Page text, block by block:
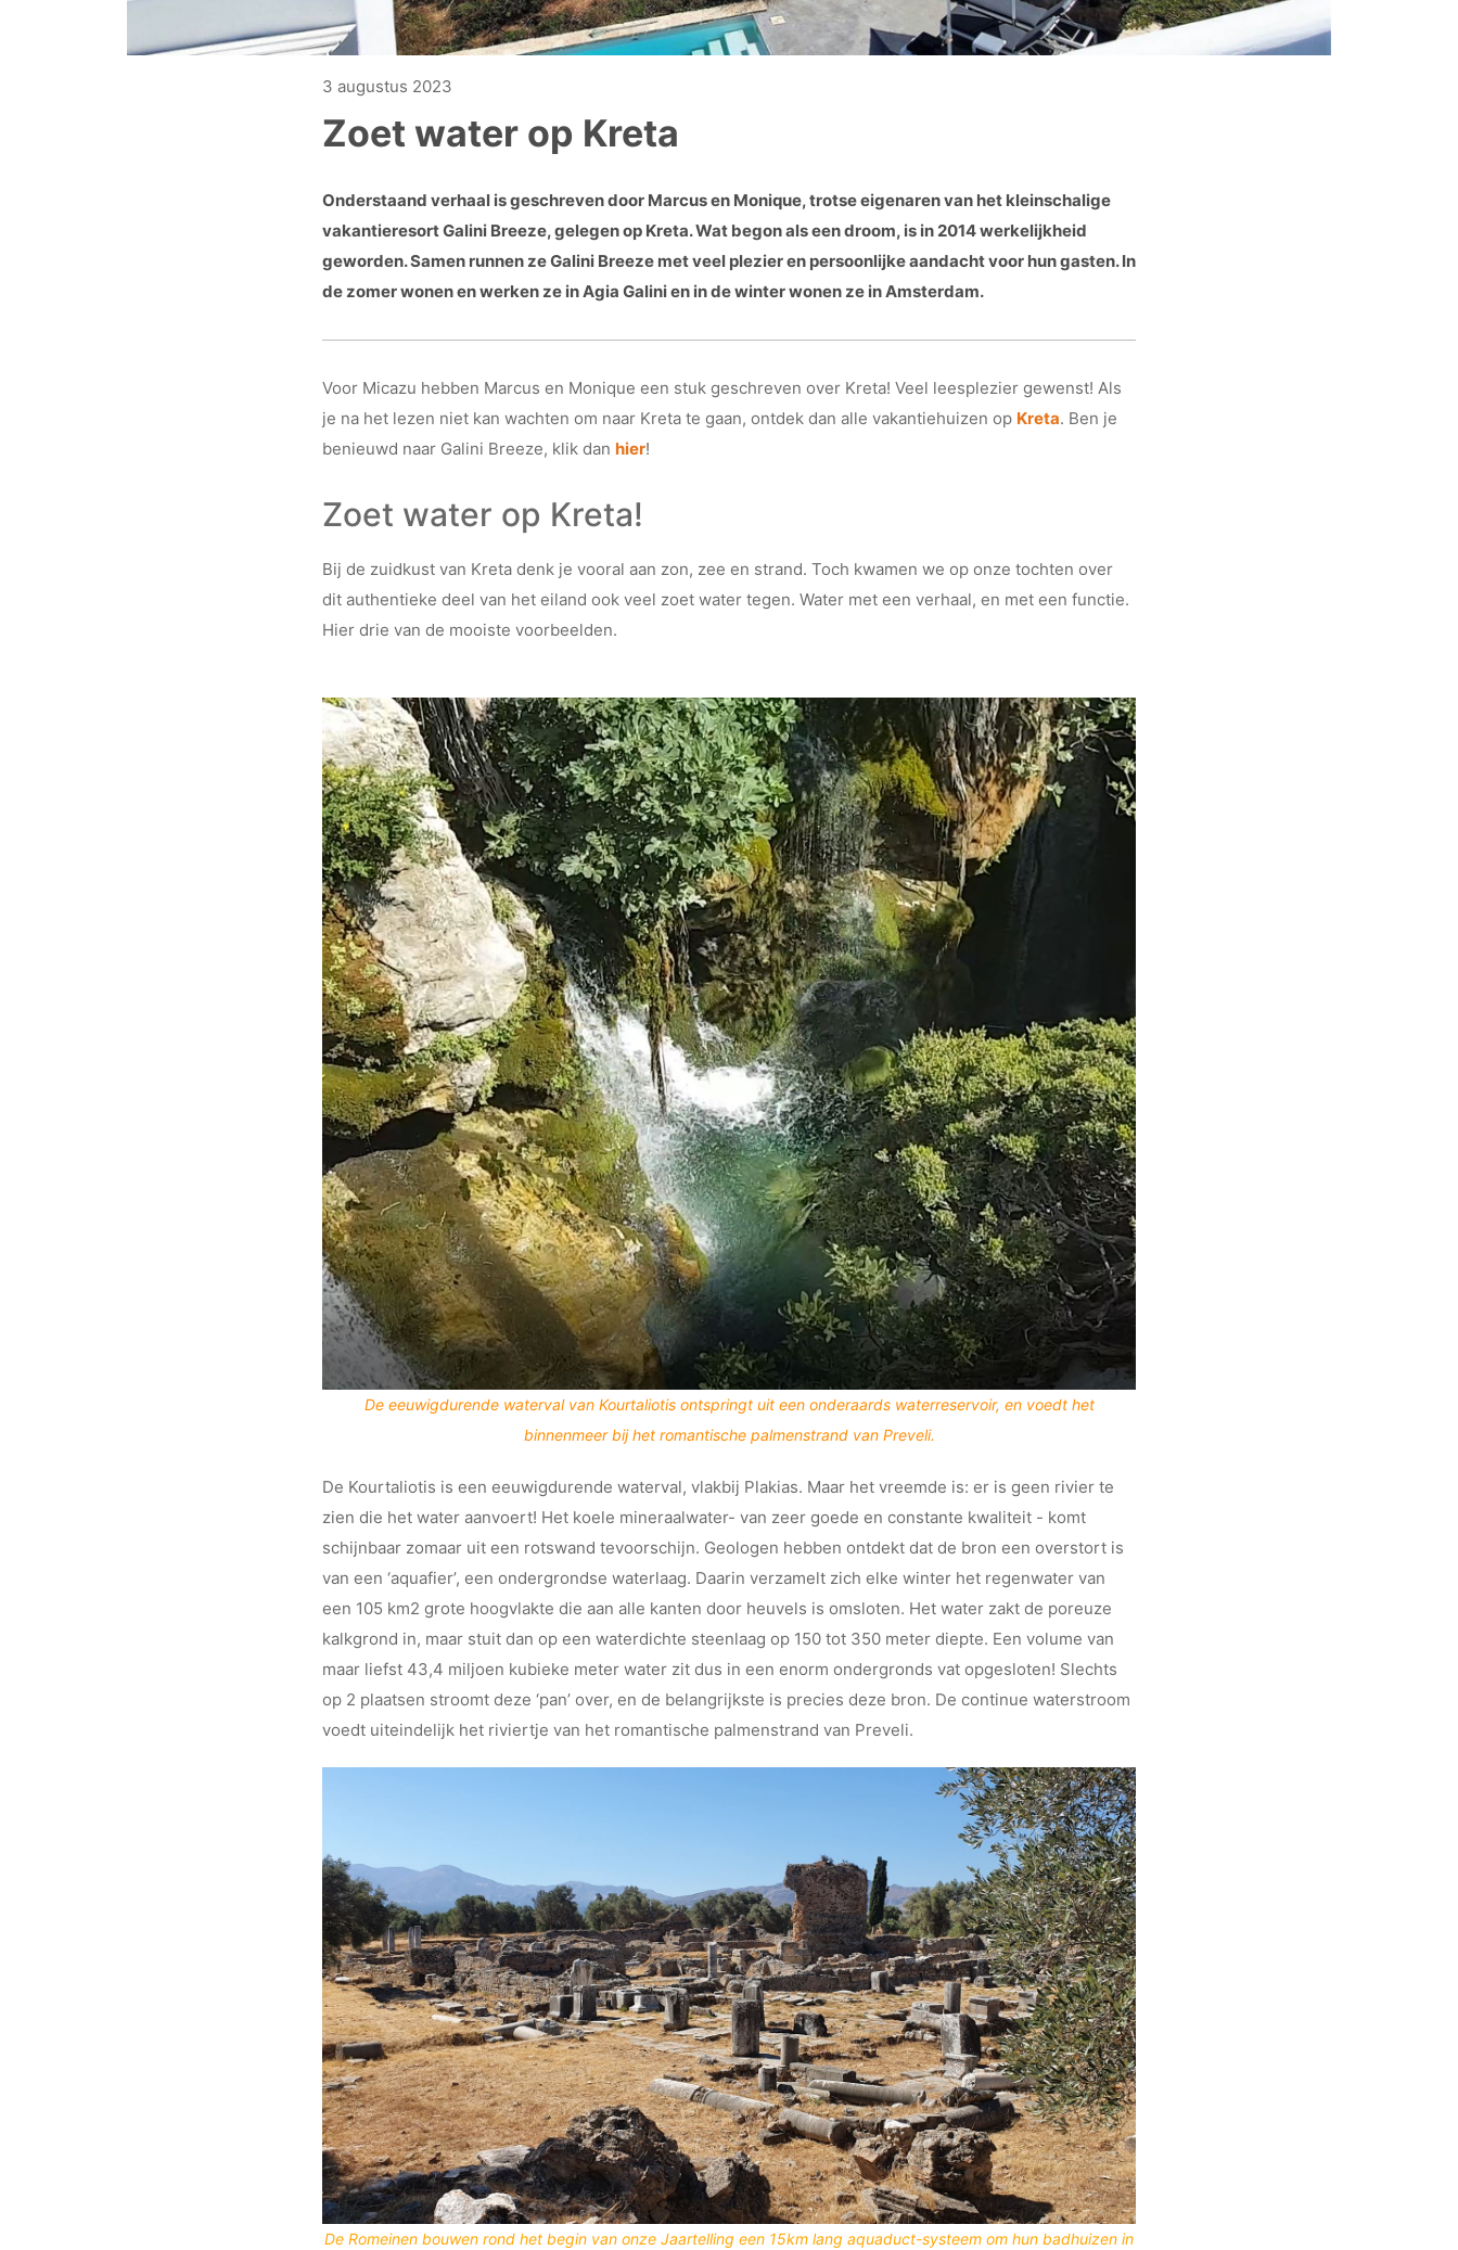
3 augustus 2023
Zoet water op Kreta
Onderstaand verhaal is geschreven door Marcus en Monique, trotse eigenaren van het kleinschalige
vakantieresort Galini Breeze, gelegen op Kreta. Wat begon als een droom, is in 2014 werkelijkheid
geworden. Samen runnen ze Galini Breeze met veel plezier en persoonlijke aandacht voor hun gasten. In
de zomer wonen en werken ze in Agia Galini en in de winter wonen ze in Amsterdam.
Voor Micazu hebben Marcus en Monique een stuk geschreven over Kreta! Veel leesplezier gewenst! Als
je na het lezen niet kan wachten om naar Kreta te gaan, ontdek dan alle vakantiehuizen op Kreta. Ben je
benieuwd naar Galini Breeze, klik dan hier!
Zoet water op Kreta!
Bij de zuidkust van Kreta denk je vooral aan zon, zee en strand. Toch kwamen we op onze tochten over
dit authentieke deel van het eiland ook veel zoet water tegen. Water met een verhaal, en met een functie.
Hier drie van de mooiste voorbeelden.
De eeuwigdurende waterval van Kourtaliotis ontspringt uit een onderaards waterreservoir, en voedt het
binnenmeer bij het romantische palmenstrand van Preveli.
De Kourtaliotis is een eeuwigdurende waterval, vlakbij Plakias. Maar het vreemde is: er is geen rivier te
zien die het water aanvoert! Het koele mineraalwater- van zeer goede en constante kwaliteit - komt
schijnbaar zomaar uit een rotswand tevoorschijn. Geologen hebben ontdekt dat de bron een overstort is
van een ‘aquafier’, een ondergrondse waterlaag. Daarin verzamelt zich elke winter het regenwater van
een 105 km2 grote hoogvlakte die aan alle kanten door heuvels is omsloten. Het water zakt de poreuze
kalkgrond in, maar stuit dan op een waterdichte steenlaag op 150 tot 350 meter diepte. Een volume van
maar liefst 43,4 miljoen kubieke meter water zit dus in een enorm ondergronds vat opgesloten! Slechts
op 2 plaatsen stroomt deze ‘pan’ over, en de belangrijkste is precies deze bron. De continue waterstroom
voedt uiteindelijk het riviertje van het romantische palmenstrand van Preveli.
De Romeinen bouwen rond het begin van onze Jaartelling een 15km lang aquaduct-systeem om hun badhuizen in